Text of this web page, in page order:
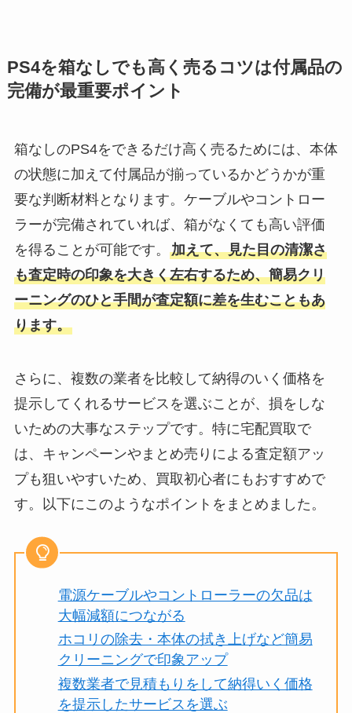
PS4を箱なしでも高く売るコツは付属品の
完備が最重要ポイント
箱なしのPS4をできるだけ高く売るためには、本体
の状態に加えて付属品が揃っているかどうかが重
要な判断材料となります。ケーブルやコントロー
ラーが完備されていれば、箱がなくても高い評価
を得ることが可能です。 加えて、見た目の清潔さ
も査定時の印象を大きく左右するため、簡易クリ
ーニングのひと手間が査定額に差を生むこともあ
ります。
さらに、複数の業者を比較して納得のいく価格を
提示してくれるサービスを選ぶことが、損をしな
いための大事なステップです。特に宅配買取で
は、キャンペーンやまとめ売りによる査定額アッ
プも狙いやすいため、買取初心者にもおすすめで
す。以下にこのようなポイントをまとめました。
電源ケーブルやコントローラーの欠品は
大幅減額につながる
ホコリの除去・本体の拭き上げなど簡易
クリーニングで印象アップ
複数業者で見積もりをして納得いく価格
を提示したサービスを選ぶ